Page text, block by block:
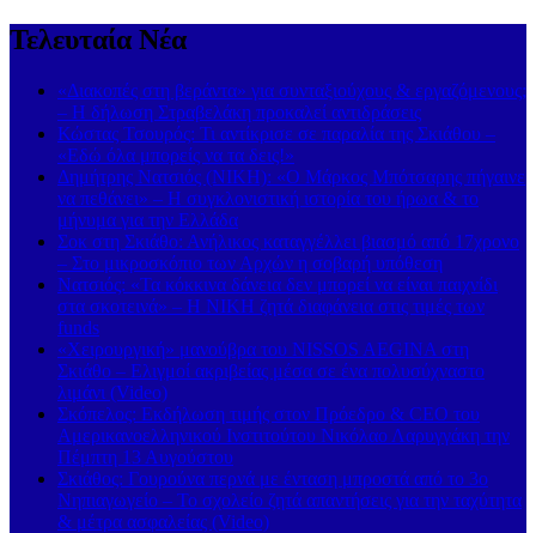
Τελευταία Νέα
«Διακοπές στη βεράντα» για συνταξιούχους & εργαζόμενους;
– Η δήλωση Στραβελάκη προκαλεί αντιδράσεις
Κώστας Τσουρός: Τι αντίκρισε σε παραλία της Σκιάθου –
«Εδώ όλα μπορείς να τα δεις!»
Δημήτρης Νατσιός (ΝΙΚΗ): «Ο Μάρκος Μπότσαρης πήγαινε
να πεθάνει» – Η συγκλονιστική ιστορία του ήρωα & το
μήνυμα για την Ελλάδα
Σοκ στη Σκιάθο: Ανήλικος καταγγέλλει βιασμό από 17χρονο
– Στο μικροσκόπιο των Αρχών η σοβαρή υπόθεση
Νατσιός: «Τα κόκκινα δάνεια δεν μπορεί να είναι παιχνίδι
στα σκοτεινά» – Η ΝΙΚΗ ζητά διαφάνεια στις τιμές των
funds
«Χειρουργική» μανούβρα του NISSOS AEGINA στη
Σκιάθο – Ελιγμοί ακριβείας μέσα σε ένα πολυσύχναστο
λιμάνι (Video)
Σκόπελος: Εκδήλωση τιμής στον Πρόεδρο & CEO του
Αμερικανοελληνικού Ινστιτούτου Νικόλαο Λαρυγγάκη την
Πέμπτη 13 Αυγούστου
Σκιάθος: Γουρούνα περνά με ένταση μπροστά από το 3ο
Νηπιαγωγείο – Το σχολείο ζητά απαντήσεις για την ταχύτητα
& μέτρα ασφαλείας (Video)